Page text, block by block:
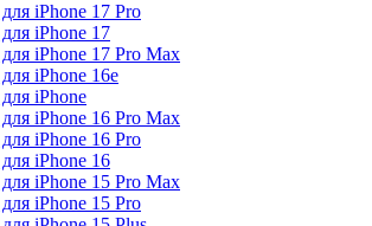
iPhone 17 Pro
iPhone 17
iPhone 17 Pro Max
iPhone 16e
iPhone
iPhone 16 Pro Max
iPhone 16 Pro
iPhone 16
iPhone 15 Pro Max
iPhone 15 Pro